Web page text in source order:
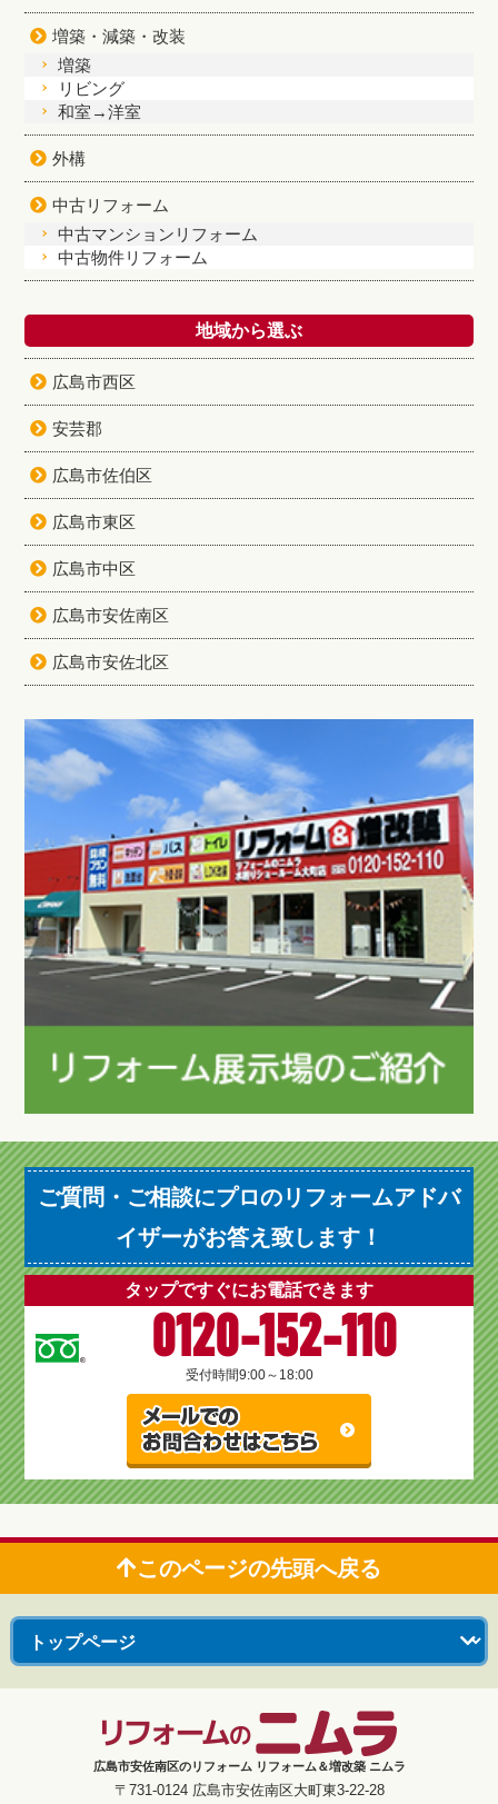
増築・減築・改装
増築
リビング
和室→洋室
外構
中古リフォーム
中古マンションリフォーム
中古物件リフォーム
地域から選ぶ
広島市西区
安芸郡
広島市佐伯区
広島市東区
広島市中区
広島市安佐南区
広島市安佐北区
ご質問・ご相談にプロのリフォームアドバ
イザーがお答え致します！
タップですぐにお電話できます
0120-152-110
受付時間9:00～18:00
このページの先頭へ戻る
広島市安佐南区のリフォーム リフォーム＆増改築 ニムラ
〒731-0124 広島市安佐南区大町東3-22-28